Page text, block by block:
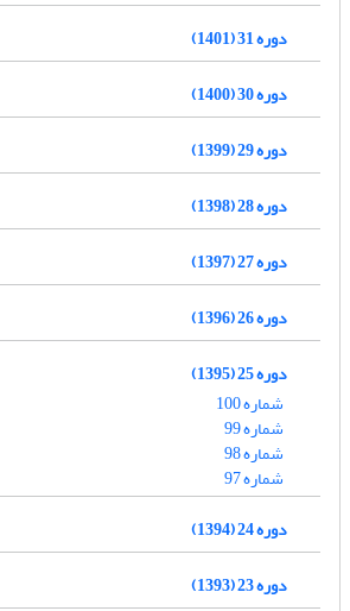
دوره 31 (1401)
دوره 30 (1400)
دوره 29 (1399)
دوره 28 (1398)
دوره 27 (1397)
دوره 26 (1396)
دوره 25 (1395)
شماره 100
شماره 99
شماره 98
شماره 97
دوره 24 (1394)
دوره 23 (1393)